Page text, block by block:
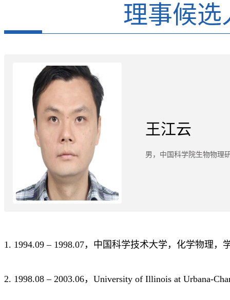
理事候选
王江云
男，中国科学院生物物理
1. 1994.09 – 1998.07，中国科学技术大学，化学物理，
2. 1998.08 – 2003.06，University of Illinois at Urbana-